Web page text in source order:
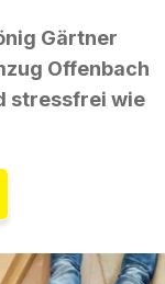
Gärtner
Offenbach
stressfrei wie